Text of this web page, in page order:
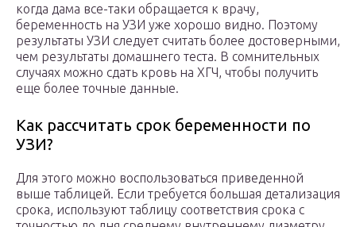
когда дама все-таки обращается к врачу,
беременность на УЗИ уже хорошо видно. Поэтому
результаты УЗИ следует считать более достоверными,
чем результаты домашнего теста. В сомнительных
случаях можно сдать кровь на ХГЧ, чтобы получить
еще более точные данные.
Как рассчитать срок беременности по
УЗИ?
Для этого можно воспользоваться приведенной
выше таблицей. Если требуется большая детализация
срока, используют таблицу соответствия срока с